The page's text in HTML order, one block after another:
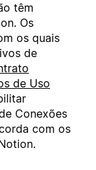
têm
Os
os quais
de
de Uso
Conexões
com os